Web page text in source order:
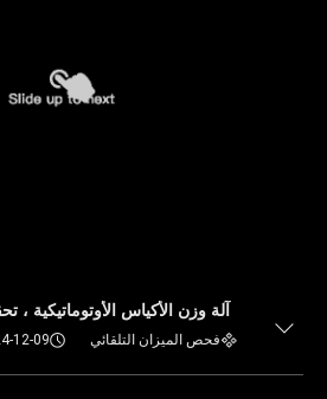
آلة وزن الأكياس الأوتوماتيكية
فحص الميزان التلقائي 12-09